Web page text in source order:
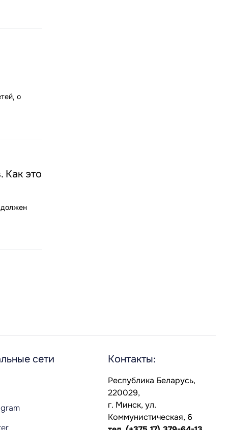
о
Как это
сети Контакты:
Республика Беларусь,
220029,
г. Минск, ул.
Коммунистическая, 6